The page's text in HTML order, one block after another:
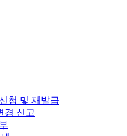
청 및 재발급
경 신고